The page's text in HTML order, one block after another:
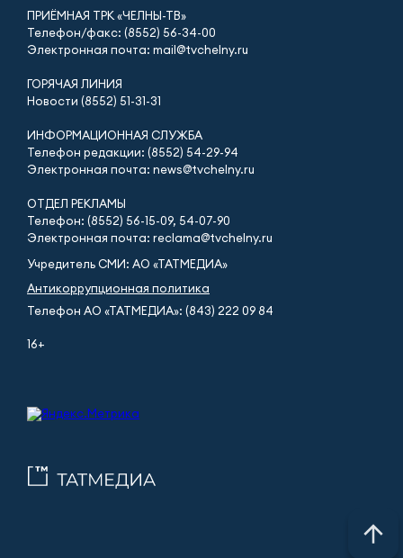
ПРИЁМНАЯ ТРК «ЧЕЛНЫ-ТВ»
Телефон/факс: (8552) 56-34-00
Электронная почта: mail@tvchelny.ru
ГОРЯЧАЯ ЛИНИЯ
Новости (8552) 51-31-31
ИНФОРМАЦИОННАЯ СЛУЖБА
Телефон редакции: (8552) 54-29-94
Электронная почта: news@tvchelny.ru
ОТДЕЛ РЕКЛАМЫ
Телефон: (8552) 56-15-09, 54-07-90
Электронная почта: reclama@tvchelny.ru
Учредитель СМИ: АО «ТАТМЕДИА»
Антикоррупционная политика
Телефон АО «ТАТМЕДИА»: (843) 222 09 84
16+